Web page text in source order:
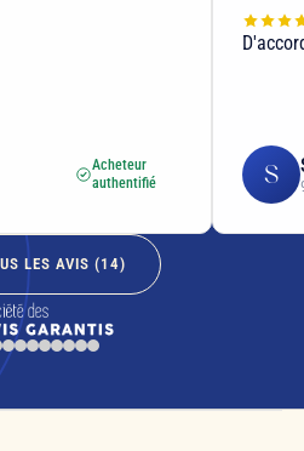
Acheteur
authentifié
S
LES AVIS (14)